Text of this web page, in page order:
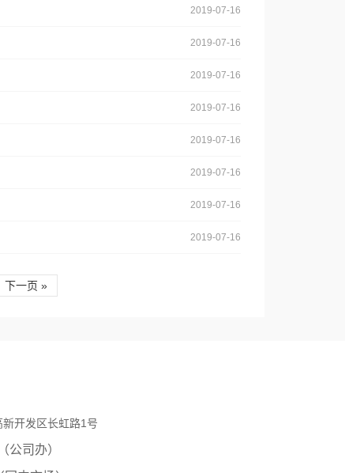
2019-07-16
2019-07-16
2019-07-16
2019-07-16
2019-07-16
2019-07-16
2019-07-16
2019-07-16
下一页 »
开发区长虹路1号
公司办）